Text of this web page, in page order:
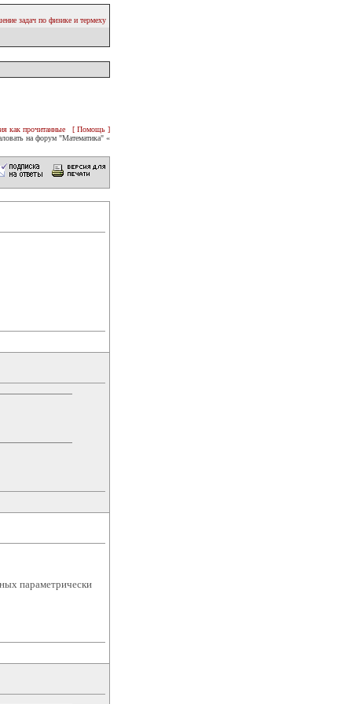
задач по физике и термеху
как прочитанные
[ Помощь ]
на форум "Математика" «
параметрически